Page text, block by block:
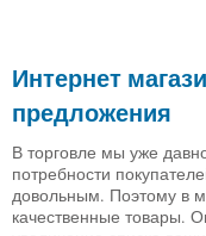
Интернет
предложения
В торговле мы уже
потребности
довольным. Поэтому в
качественные товары.